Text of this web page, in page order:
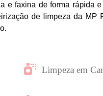
e faxina de forma rápida
de limpeza da MP
Limpeza em